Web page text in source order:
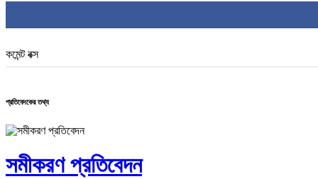
কমেন্ট বক্স
প্রতিবেদকের তথ্য
সমীকরণ প্রতিবেদন